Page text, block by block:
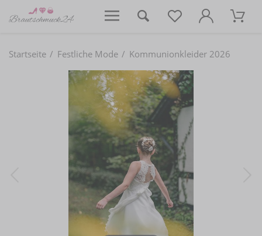
Startseite Festliche Mode Kommunionkleider 2026